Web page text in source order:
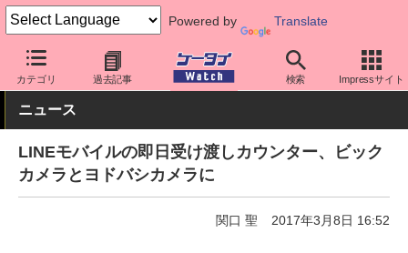
Powered by Translate
カテゴリ 過去記事 検索 Impressサイト
ケータイ Watch 格安スマホ/格安SIM 格安SIM/MVNO LINEモ
ニュース
LINEモバイルの即日受け渡しカウンター、ビック
カメラとヨドバシカメラに
関口 聖 2017年3月8日 16:52